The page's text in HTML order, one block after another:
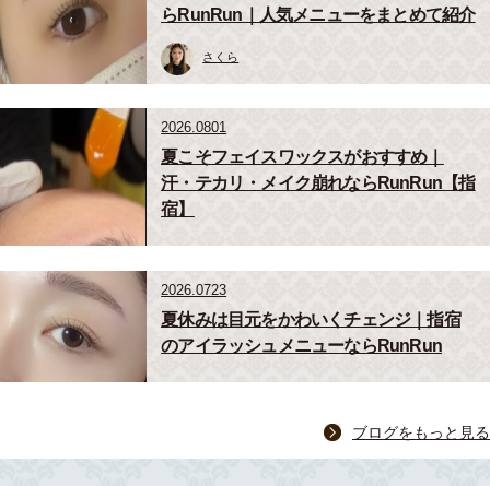
らRunRun｜人気メニューをまとめて紹介
さくら
2026.0801
夏こそフェイスワックスがおすすめ｜
汗・テカリ・メイク崩れならRunRun【指
宿】
2026.0723
夏休みは目元をかわいくチェンジ｜指宿
のアイラッシュメニューならRunRun
ブログをもっと見る